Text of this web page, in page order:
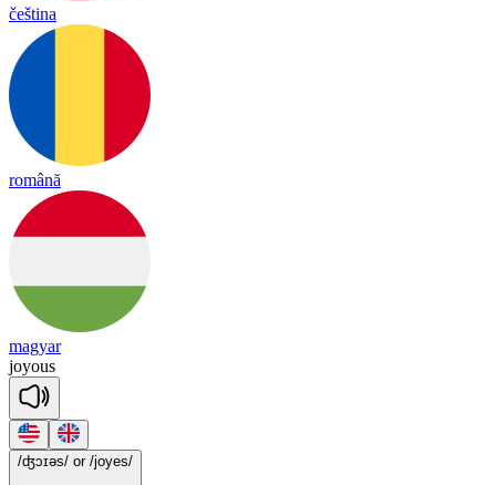
čeština
română
magyar
joyous
/ʤɔɪəs/ or /joyes/